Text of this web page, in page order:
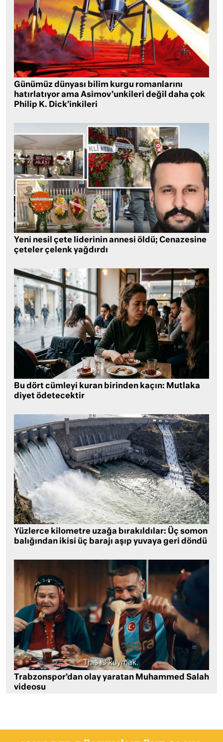
Günümüz dünyası bilim kurgu romanlarını
hatırlatıyor ama Asimov’unkileri değil daha çok
Philip K. Dick’inkileri
Yeni nesil çete liderinin annesi öldü; Cenazesine
çeteler çelenk yağdırdı
Bu dört cümleyi kuran birinden kaçın: Mutlaka
diyet ödetecektir
Yüzlerce kilometre uzağa bırakıldılar: Üç somon
balığından ikisi üç barajı aşıp yuvaya geri döndü
Trabzonspor’dan olay yaratan Muhammed Salah
videosu